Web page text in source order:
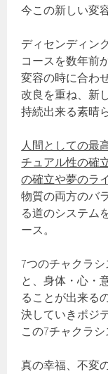
今この新しい変
ディセンディン
コースを数年前
変容の時に合わ
改良を重ね、新
持続出来る素晴
人間としての最
チュアル性の確
の確立や夢のラ
物質の両方のバ
る道のシステム
ース。
7つのチャクラ
と、身体・心・
ることが出来る
決していきポジ
この7チャクラ
真の幸福、不変